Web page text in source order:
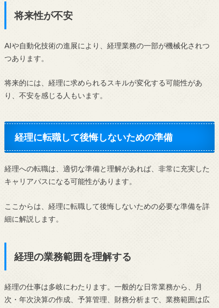
将来性が不安
AIや自動化技術の進展により、経理業務の一部が機械化されつ
つあります。
将来的には、経理に求められるスキルが変化する可能性があ
り、不安を感じる人もいます。
経理に転職して後悔しないための準備
経理への転職は、適切な準備と理解があれば、非常に充実した
キャリアパスになる可能性があります。
ここからは、経理に転職して後悔しないための必要な準備を詳
細に解説します。
経理の業務範囲を理解する
経理の仕事は多岐にわたります。一般的な日常業務から、月
次・年次決算の作成、予算管理、財務分析まで、業務範囲は広